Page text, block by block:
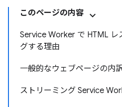
このページの内容
Service Worker で HTML レ
グする理由
一般的なウェブページの内
ストリーミング Service